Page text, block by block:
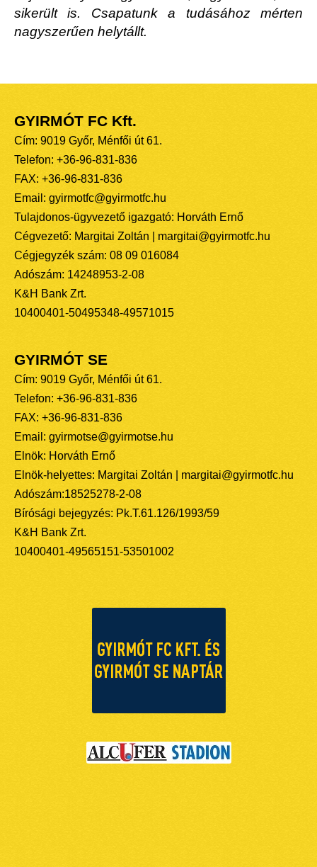
sikerült is. Csapatunk a tudásához mérten
nagyszerűen helytállt.
GYIRMÓT FC Kft.
Cím: 9019 Győr, Ménfői út 61.
Telefon: +36-96-831-836
FAX: +36-96-831-836
Email: gyirmotfc@gyirmotfc.hu
Tulajdonos-ügyvezető igazgató: Horváth Ernő
Cégvezető: Margitai Zoltán | margitai@gyirmotfc.hu
Cégjegyzék szám: 08 09 016084
Adószám: 14248953-2-08
K&H Bank Zrt.
10400401-50495348-49571015
GYIRMÓT SE
Cím: 9019 Győr, Ménfői út 61.
Telefon: +36-96-831-836
FAX: +36-96-831-836
Email: gyirmotse@gyirmotse.hu
Elnök: Horváth Ernő
Elnök-helyettes: Margitai Zoltán | margitai@gyirmotfc.hu
Adószám:18525278-2-08
Bírósági bejegyzés: Pk.T.61.126/1993/59
K&H Bank Zrt.
10400401-49565151-53501002